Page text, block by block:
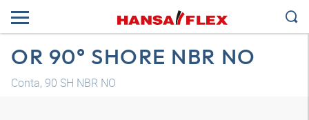
OR 90° SHORE NBR NO
Conta, 90 SH NBR NO